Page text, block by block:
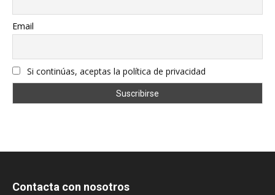
Email
Si continúas, aceptas la política de privacidad
Contacta con nosotros